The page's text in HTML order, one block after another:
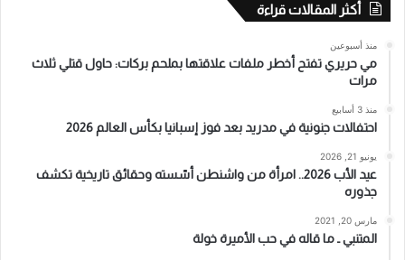
أكثر المقالات قراءة
منذ أسبوعين
مي حريري تفتح أخطر ملفات علاقتها بملحم بركات: حاول قتلي ثلاث
مرات
منذ 3 أسابيع
احتفالات جنونية في مدريد بعد فوز إسبانيا بكأس العالم 2026
يونيو 21, 2026
عيد الأب 2026.. امرأة من واشنطن أسّسته وحقائق تاريخية تكشف
جذوره
مارس 20, 2021
المتنبي ـ ما قاله في حب الأميرة خولة